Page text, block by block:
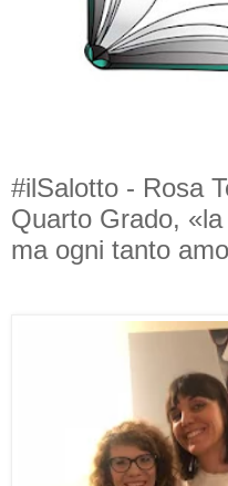
#ilSalotto - Rosa
Quarto Grado,
ma ogni tanto